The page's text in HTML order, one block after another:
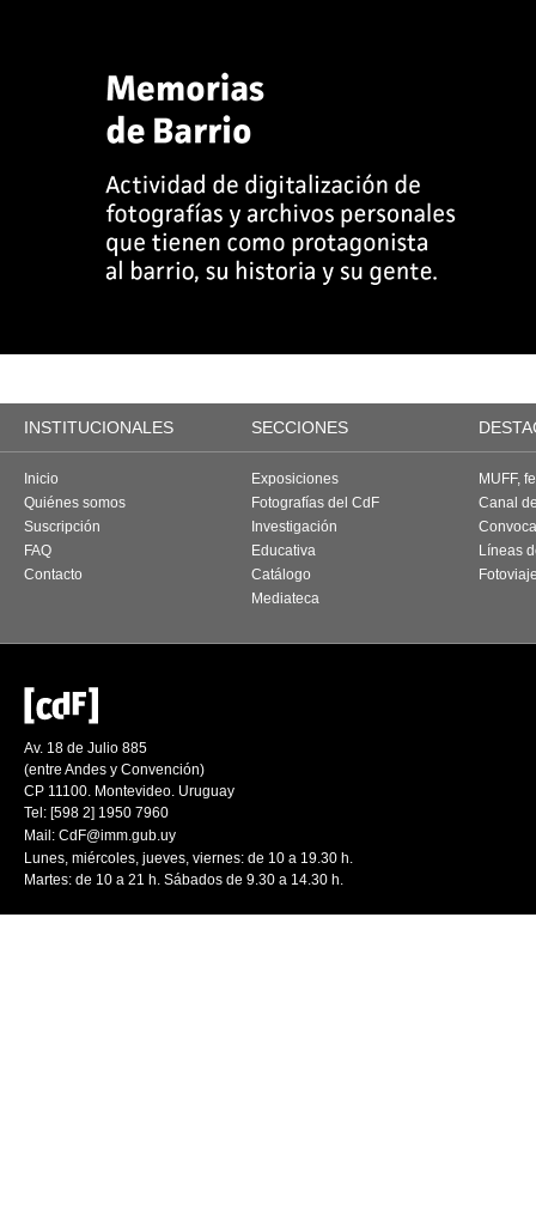
INSTITUCIONALES SECCIONES
Inicio
Quiénes somos
Suscripción
FAQ
Contacto
Exposiciones
Fotografías del CdF
Investigación
Educativa
Catálogo
Mediateca
MUFF,
Canal
Líneas
Av. 18 de Julio 885
(entre Andes y Convención)
CP 11100. Montevideo. Uruguay
Tel: [598 2] 1950 7960
Mail: CdF@imm.gub.uy
Lunes, miércoles, jueves, viernes: de 10 a 19.30 h.
Martes: de 10 a 21 h. Sábados de 9.30 a 14.30 h.